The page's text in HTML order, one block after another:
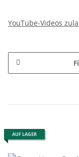
YouTube-Videos
AUF LAGER